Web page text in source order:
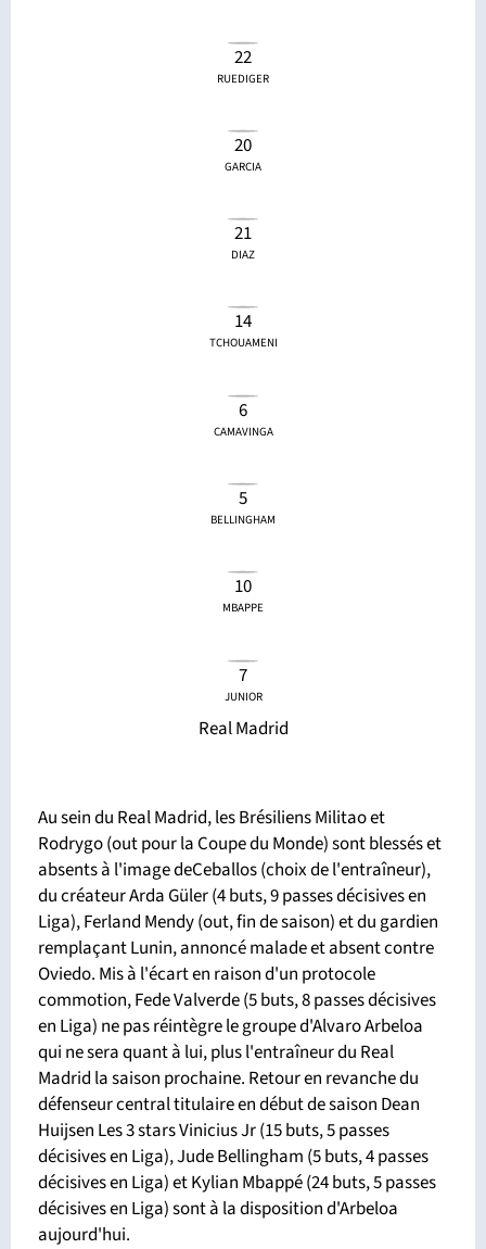
22
RUEDIGER
20
GARCIA
21
DIAZ
14
TCHOUAMENI
6
CAMAVINGA
5
BELLINGHAM
10
MBAPPE
7
JUNIOR
Real Madrid
Au sein du Real Madrid, les Brésiliens Militao et
Rodrygo (out pour la Coupe du Monde) sont blessés et
absents à l'image deCeballos (choix de l'entraîneur),
du créateur Arda Güler (4 buts, 9 passes décisives en
Liga), Ferland Mendy (out, fin de saison) et du gardien
remplaçant Lunin, annoncé malade et absent contre
Oviedo. Mis à l'écart en raison d'un protocole
commotion, Fede Valverde (5 buts, 8 passes décisives
en Liga) ne pas réintègre le groupe d'Alvaro Arbeloa
qui ne sera quant à lui, plus l'entraîneur du Real
Madrid la saison prochaine. Retour en revanche du
défenseur central titulaire en début de saison Dean
Huijsen Les 3 stars Vinicius Jr (15 buts, 5 passes
décisives en Liga), Jude Bellingham (5 buts, 4 passes
décisives en Liga) et Kylian Mbappé (24 buts, 5 passes
décisives en Liga) sont à la disposition d'Arbeloa
aujourd'hui.